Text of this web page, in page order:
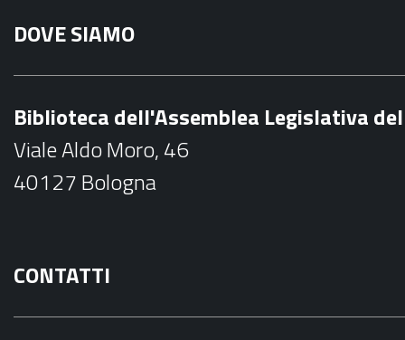
c
e
o
k
DOVE SIAMO
Biblioteca dell'Assemblea Legislativa
Viale Aldo Moro, 46
40127 Bologna
CONTATTI